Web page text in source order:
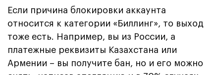
Если причина блокировки аккаунта
относится к категории «Биллинг», то выход
тоже есть. Например, вы из России, а
платежные реквизиты Казахстана или
Армении – вы получите бан, но и его можно